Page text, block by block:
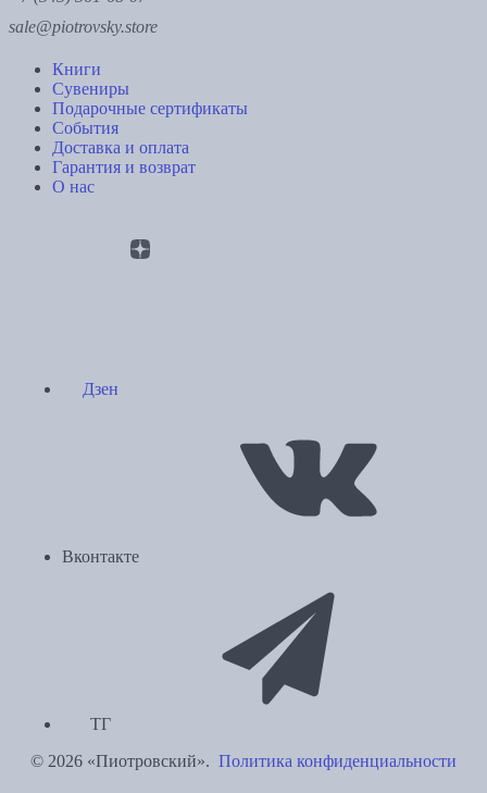
sale@piotrovsky.store
Книги
Сувениры
Подарочные сертификаты
События
Доставка и оплата
Гарантия и возврат
О нас
Дзен
Вконтакте
ТГ
© 2026 «Пиотровский». Политика конфиденциальности